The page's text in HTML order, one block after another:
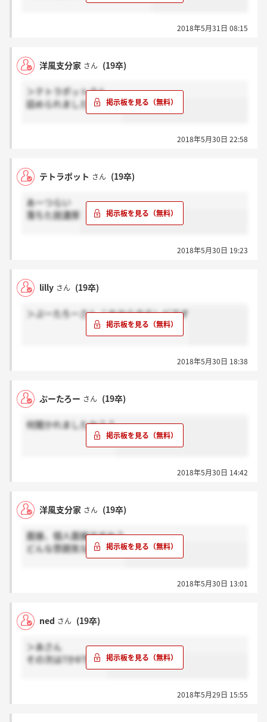
2018年5月31日 08:15
洋風支分家 さん (19卒)
＞テトラポットさん
詰められました…？(;_;)
2018年5月30日 22:58
テトラポット さん (19卒)
あーつらい
落ちた説濃厚
2018年5月30日 19:23
lilly さん (19卒)
＞ぷーたろーさん これからのテレビです
2018年5月30日 18:38
ぷーたろー さん (19卒)
何聞かれましたか？？
2018年5月30日 14:42
洋風支分家 さん (19卒)
面接、個人面接ですか？
どんな雰囲気なんやろう
2018年5月30日 13:01
ned さん (19卒)
＞あさん
その次は7か8ですよ
2018年5月29日 15:55